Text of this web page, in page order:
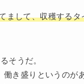
まして、収穫する
そうだ。
き盛りというのが